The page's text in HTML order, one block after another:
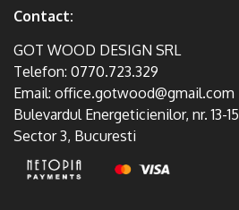
Contact:
GOT WOOD DESIGN SRL
Telefon: 0770.723.329
Email: office.gotwood@gmail.com
Bulevardul Energeticienilor, nr. 13-15
Sector 3, Bucuresti